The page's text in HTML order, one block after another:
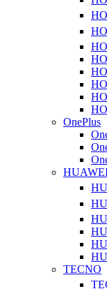
OnePlus
TECNO